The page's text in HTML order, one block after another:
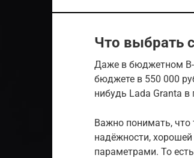
Что выбрать
Даже в бюджетном B-
бюджете в 550 000
нибудь Lada Granta
Важно понимать,
надёжности,
параметрами. То